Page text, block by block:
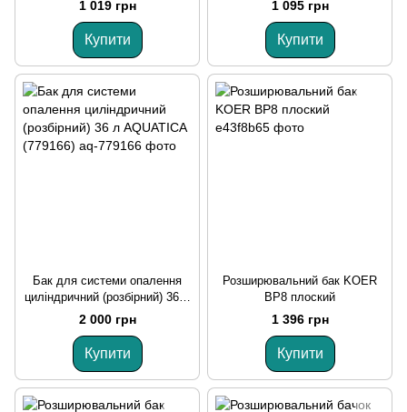
1 019 грн
Купити
1 095 грн
Купити
Бак для системи опалення
циліндричний (розбірний) 36 л
AQUATICA (779166)
2 000 грн
Купити
Розширювальний бак KOER
BP8 плоский
1 396 грн
Купити